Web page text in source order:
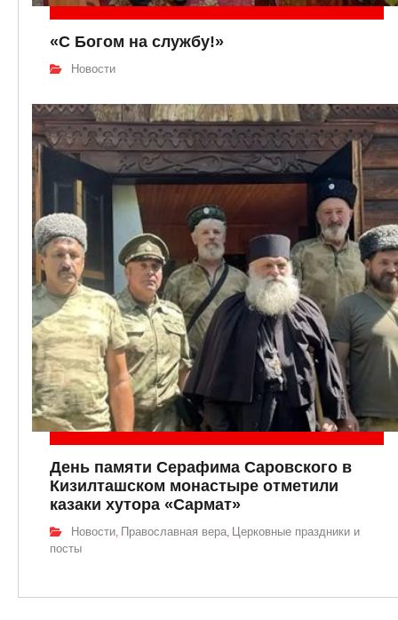
«С Богом на службу!»
Новости
День памяти Серафима Саровского в
Кизилташском монастыре отметили
казаки хутора «Сармат»
Новости, Православная вера, Церковные праздники и
посты